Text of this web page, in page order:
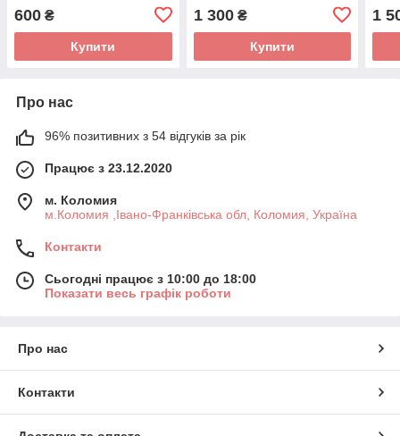
600 ₴
Купити
1 300₴
Купити
1
Про нас
96% позитивних з 54 відгуків за рік
Працює з 23.12.2020
м. Коломия
м.Коломия ,Івано-Франківська обл, Коломия, Україна
Контакти
Сьогодні працює з 10:00 до 18:00
Показати весь графік роботи
Про нас
Контакти